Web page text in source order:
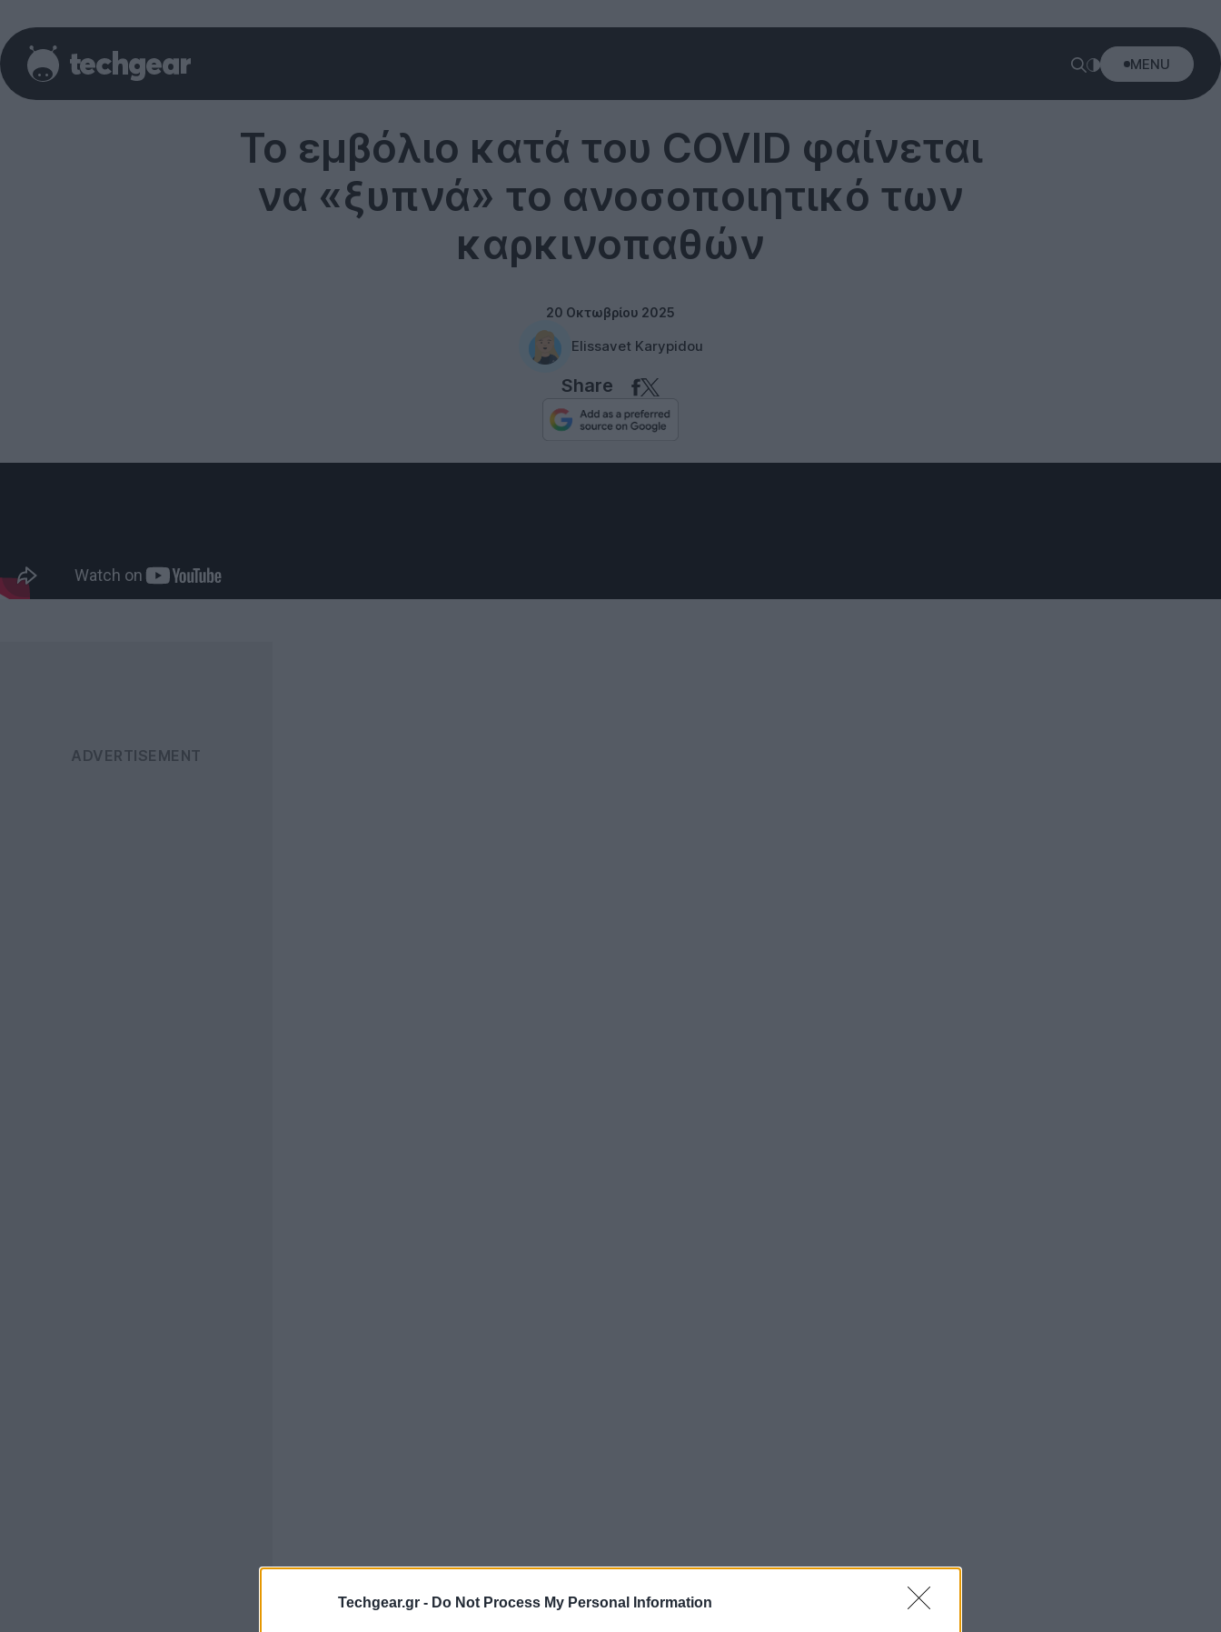
Techgear.gr - Do Not Process My Personal Information
MENU
Το εμβόλιο κατά του COVID φαίνεται
να «ξυπνά» το ανοσοποιητικό των
καρκινοπαθών
20 Οκτωβρίου 2025
Elissavet Karypidou
Share